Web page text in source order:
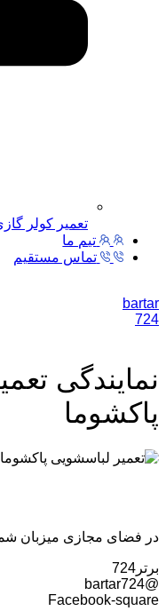
تعمیر کولر
تیم ما
تماس مستقیم
bartar
724
نمایندگی
پاکشوما
در فضای مجازی میزبان
برتر724
@bartar724
Facebook-square